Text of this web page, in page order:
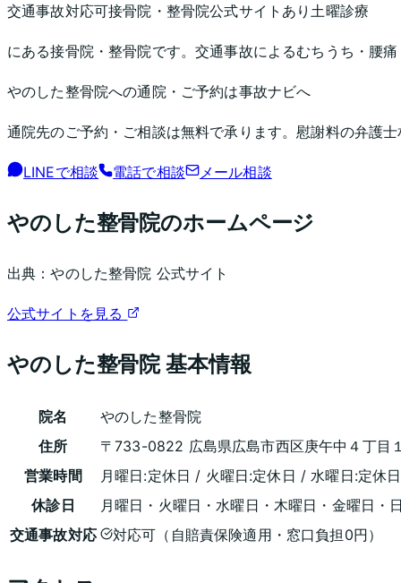
交通事故対応可接骨院・整骨院公式サイトあり 土曜診療
にある接骨院・整骨院です。交通事故によるむちうち・腰
やのした整骨院への通院・ご予約は事故ナビへ
通院先のご予約・ご相談は無料で承ります。慰謝料の弁護
LINEで相談 電話で相談 メール相談
やのした整骨院のホームページ
出典：やのした整骨院 公式サイト
公式サイトを見る
やのした整骨院基本情報
院名
やのした整骨院
住所
〒733-0822 広島県広島市西区庚午中４丁目
営業時間
月曜日:定休日 / 火曜日:定休日 / 水曜日:定休
休診日
月曜日・火曜日・水曜日・木曜日・金曜日・
交通事故対応
対応可（自賠責保険適用・窓口負担0円）